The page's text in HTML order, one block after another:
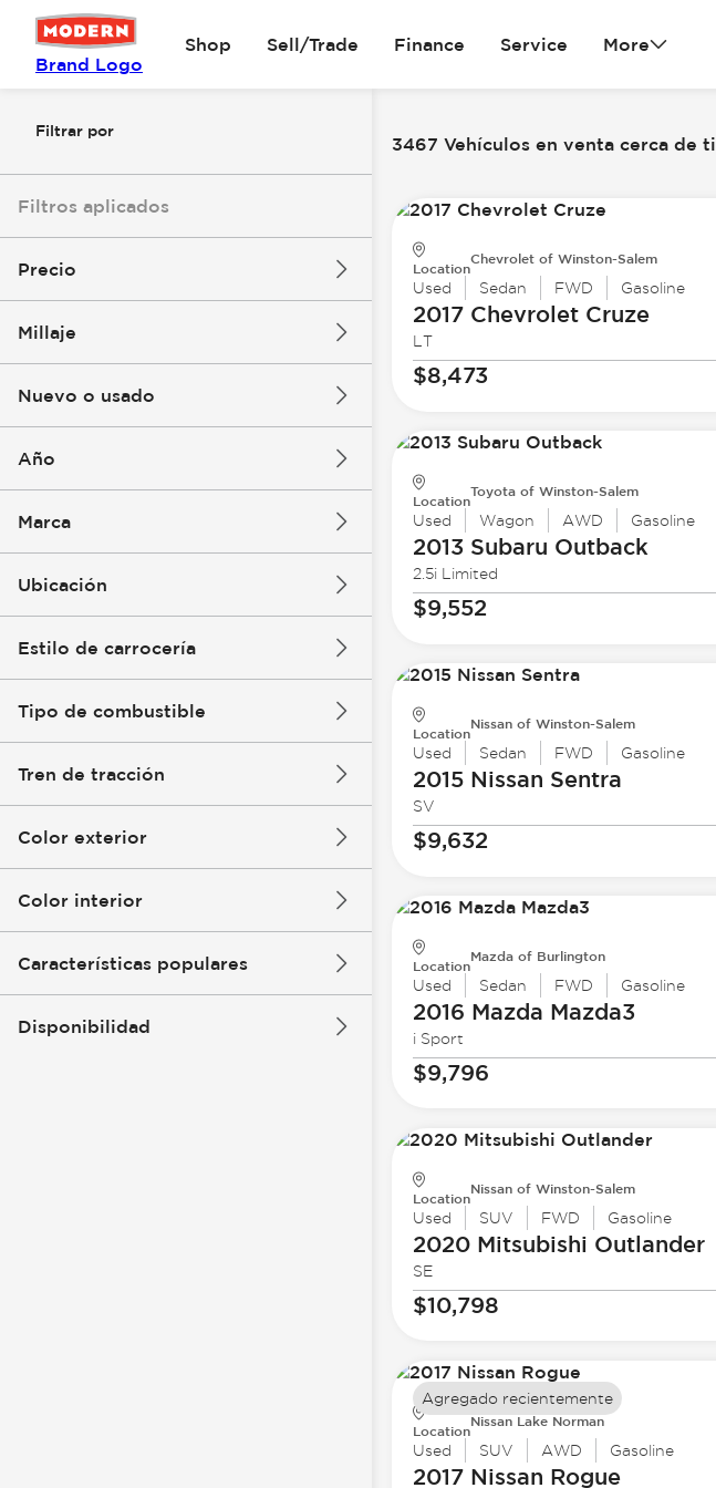
Brand Logo
Shop Sell/Trade Finance Service More
Filtrar por
Filtros aplicados
Precio
Millaje
Nuevo o usado
Año
Marca
Ubicación
Estilo de carrocería
Tipo de combustible
Tren de tracción
Color exterior
Color interior
Características populares
Disponibilidad
3467 Vehículos en venta cerca de ti
Location
Chevrolet of Winston-Salem
Used Sedan FWD Gasoline
2017 ChevroletCruze
LT
$8,473
Location
Toyota of Winston-Salem
Used Wagon AWD Gasoline
2013 Subaru Outback
2.5i Limited
$9,552
Location
Nissan of Winston-Salem
Used Sedan FWD Gasoline
2015 Nissan Sentra
SV
$9,632
Location
Mazda of Burlington
Used Sedan FWD Gasoline
2016 Mazda Mazda3
i Sport
$9,796
Location
Nissan of Winston-Salem
Used SUV FWD Gasoline
2020 Mitsubishi Outlander
SE
$10,798
Location
Nissan Lake Norman
Used SUV AWD Gasoline
2017 Nissan Rogue
Agregado recientemente